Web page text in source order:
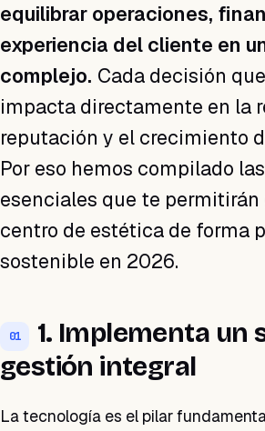
equilibrar operaciones,
experiencia del cliente en
complejo. Cada decisión
impacta directamente en la
reputación y el crecimiento
Por eso hemos compilado
esenciales que te
centro de estética de forma
sostenible en 2026.
01
1. Implementa un
gestión integral
La tecnología es el pilar